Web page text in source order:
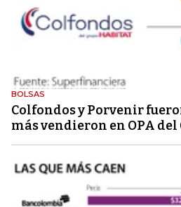
BOLSAS
Colfondos y Porvenir
más vendieron en OPA